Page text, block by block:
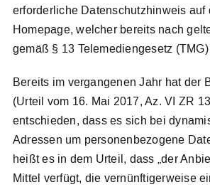
Meldesystem
Kontakt
Search
for:
erforderliche Datenschutzhinweis auf
Homepage, welcher bereits nach
gemäß § 13 Telemediengesetz
Bereits im vergangenen Jahr hat der
(Urteil vom 16. Mai 2017, Az. VI ZR
entschieden, dass es sich bei
Adressen um personenbezogene
heißt es in dem Urteil, dass „der
Mittel verfügt, die vernünftigerweise